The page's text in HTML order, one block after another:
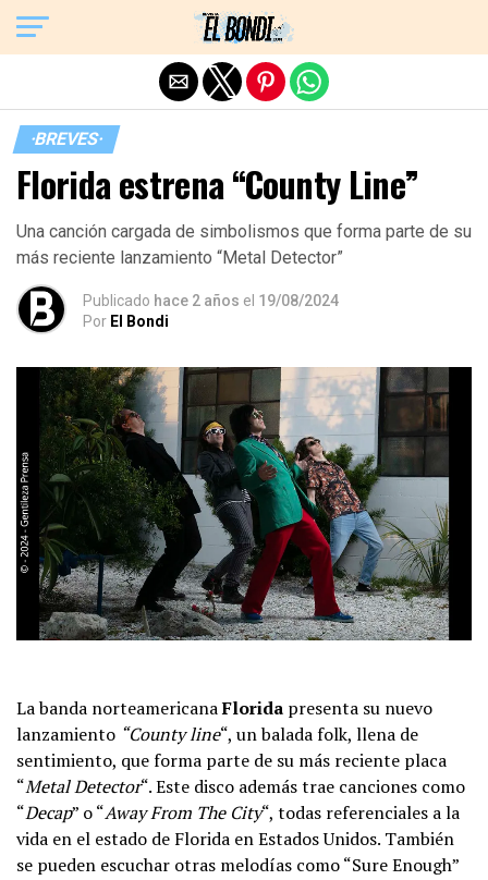
·BREVES·
Florida estrena “County Line”
Una canción cargada de simbolismos que forma parte de su
más reciente lanzamiento “Metal Detector”
Publicado hace 2 años el 19/08/2024
Por El Bondi
La banda norteamericanaFlorida presenta su nuevo
lanzamiento “County line“, un balada folk, llena de
sentimiento, que forma parte de su más reciente placa
“Metal Detector“. Este disco además trae canciones como
“Decap” o “Away From The City“, todas referenciales a la
vida en el estado de Florida en Estados Unidos. También
se pueden escuchar otras melodías como “Sure Enough”
Exit mobile version